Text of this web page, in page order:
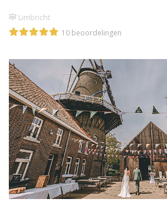
Limbricht
10 beoordelingen